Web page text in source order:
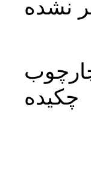
نشده
چکیده